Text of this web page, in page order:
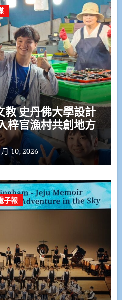
教 史丹佛大學設計
梓官漁村共創地方
10, 2026
子報